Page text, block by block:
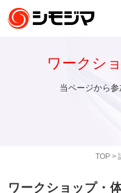
TOP>
ワークシ
当ページから参
ワークショップ・